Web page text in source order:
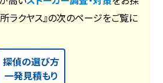
ラクヤス』の次のページをご覧に
探偵の選び方
一発見積もり